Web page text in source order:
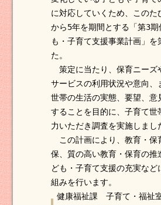
に対応していくため、このた
から5年を期間とする「第3期
も・子育て支援事業計画」を
た。
策定に当たり、保育ニーズ
サービスの利用状況や意向、
世帯の生活の実態、要望、意
することを目的に、子育て世
力いただき調査を実施しまし
この計画により、教育・保
保、質の高い教育・保育の推
ども・子育て支援の充実など
組みを行います。
健康福祉課 子育て・福祉